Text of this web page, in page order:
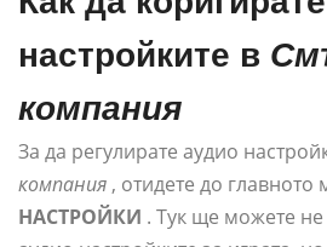
настройките в
компания
За да регулирате аудио
компания , отидете до
НАСТРОЙКИ . Тук ще можете